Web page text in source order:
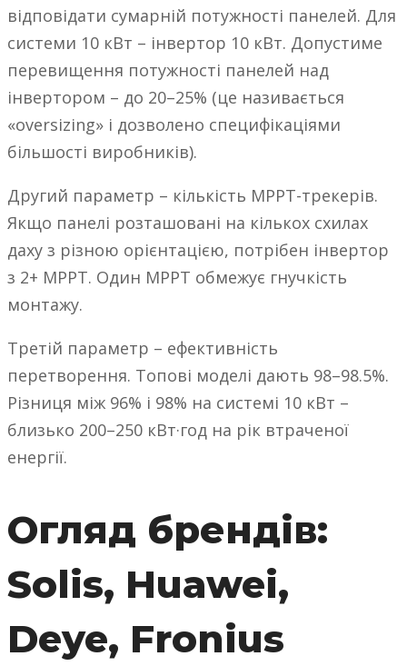
відповідати сумарній потужності панелей. Для
системи 10 кВт – інвертор 10 кВт. Допустиме
перевищення потужності панелей над
інвертором – до 20–25% (це називається
«oversizing» і дозволено специфікаціями
більшості виробників).
Другий параметр – кількість MPPT-трекерів.
Якщо панелі розташовані на кількох схилах
даху з різною орієнтацією, потрібен інвертор
з 2+ MPPT. Один MPPT обмежує гнучкість
монтажу.
Третій параметр – ефективність
перетворення. Топові моделі дають 98–98.5%.
Різниця між 96% і 98% на системі 10 кВт –
близько 200–250 кВт·год на рік втраченої
енергії.
Огляд брендів:
Solis, Huawei,
Deye, Fronius